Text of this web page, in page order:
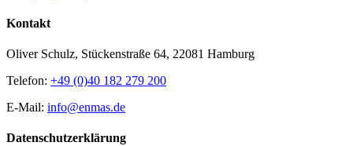
Kontakt
Oliver Schulz, Stückenstraße 64, 22081 Hamburg
Telefon: +49 (0)40 182 279 200
E-Mail: info@enmas.de
Datenschutzerklärung